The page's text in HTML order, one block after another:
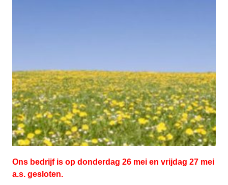
Ons bedrijf is op donderdag 26 mei en vrijdag 27 mei
a.s. gesloten.